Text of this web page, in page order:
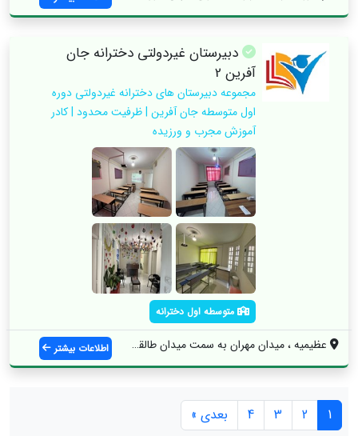
دبیرستان غیردولتی دخترانه جان
آفرین 2
مجموعه دبیرستان های دخترانه غیردولتی دوره
اول متوسطه جان آفرین | ظرفیت محدود | کادر
آموزش مجرب و ورزیده
متوسطه اول دخترانه
عظیمیه ، میدان مهران به سمت میدان طالقان... اطلاعات بیشتر
1
2
3
4 بعدی »